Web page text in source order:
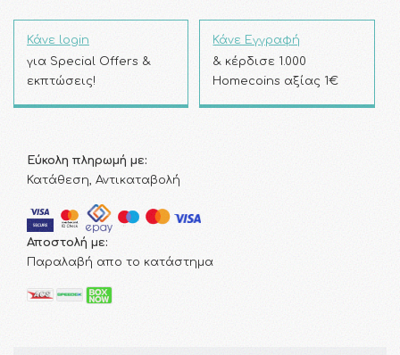
Κάνε login
για Special Offers &
εκπτώσεις!
Κάνε Εγγραφή
& κέρδισε 1.000
Homecoins αξίας 1€
Εύκολη πληρωμή με:
Κατάθεση, Αντικαταβολή
Αποστολή με:
Παραλαβή απο το κατάστημα